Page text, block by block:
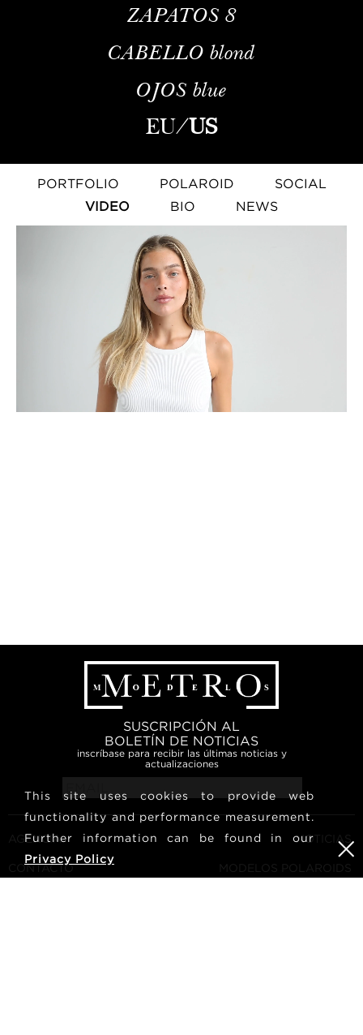
ZAPATOS 8
CABELLO blond
OJOS blue
EU/US
PORTFOLIO POLAROID
SOCIAL
VIDEO
BIO NEWS
SUSCRIPCIÓN AL
BOLETÍN DE NOTICIAS
inscríbase para recibir las últimas noticias y
actualizaciones
AGENCIA
CONTACTO
NOTICIAS
MODELOS POLAROIDS
This site uses cookies to provide web
functionality and performance measurement.
Further information can be found in our
Privacy Policy